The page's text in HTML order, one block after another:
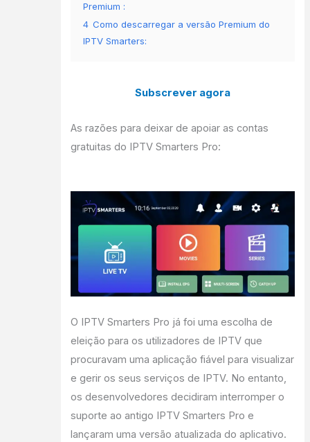
Premium :
4 Como descarregar a versão Premium do
IPTV Smarters:
Subscrever agora
As razões para deixar de apoiar as contas
gratuitas do IPTV Smarters Pro:
O IPTV Smarters Pro já foi uma escolha de
eleição para os utilizadores de IPTV que
procuravam uma aplicação fiável para visualizar
e gerir os seus serviços de IPTV. No entanto,
os desenvolvedores decidiram interromper o
suporte ao antigo IPTV Smarters Pro e
lançaram uma versão atualizada do aplicativo.